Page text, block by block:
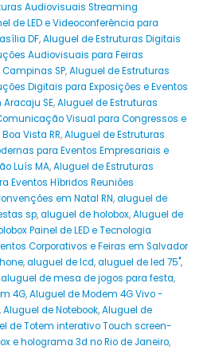
Audiovisuais Streaming
de LED e Videoconferência para
DF,Aluguel de Estruturas Digitais
Audiovisuais para Feiras
SP,Aluguel de Estruturas
Digitais para Exposições e Eventos
SE,Aluguel de Estruturas
Visual para Congressos e
Vista RR,Aluguel de Estruturas
para Eventos Empresariais e
Luís MA,Aluguel de Estruturas
Eventos Híbridos Reuniões
em Natal RN,aluguel de
sp,aluguel de holobox,Aluguel de
Painel de LED e Tecnologia
Corporativos e Feiras em Salvador
,aluguel de lcd,aluguel de led 75",
aluguel de mesa de jogos para festa,
4G,Aluguel de Modem 4G Vivo -
,Aluguel de Notebook,Aluguel de
de Totem interativo Touch screen-
e holograma 3d no Rio de Janeiro,